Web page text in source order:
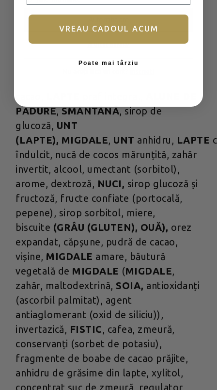
iar compoziția globulețelor poate
varia.
PĂDURE, SMÂNTÂNĂ, sirop de
glucoză, UNT
(LAPTE), MIGDALE, UNT anhidru, LAPTE
îndulcit, nucă de cocos mărunțită, zahăr
invertit, alcool, umectant (sorbitol),
arome, dextroză, NUCI, sirop glucoză și
fructoză, fructe confiate (portocală,
pepene), sirop sorbitol, miere,
biscuite (GRÂU (GLUTEN), OUĂ), orez
expandat, căpșune, pudră de cacao,
vișine, MIGDALE amare, băutură
vegetală de MIGDALE (MIGDALE,
zahăr, maltodextrină, SOIA, antioxidanți
(ascorbil palmitat), agent
antiaglomerant (oxid de siliciu)),
invertazică, FISTIC, cafea, zmeură,
conservanți (sorbet de potasiu),
fragmente de boabe de cacao prăjite,
anhidru de grăsime din lapte, xylitol,
concentrat suc de zmeură, regulator
Ai uitat parola?
VREAU CADOUL ACUM
Poate mai târziu